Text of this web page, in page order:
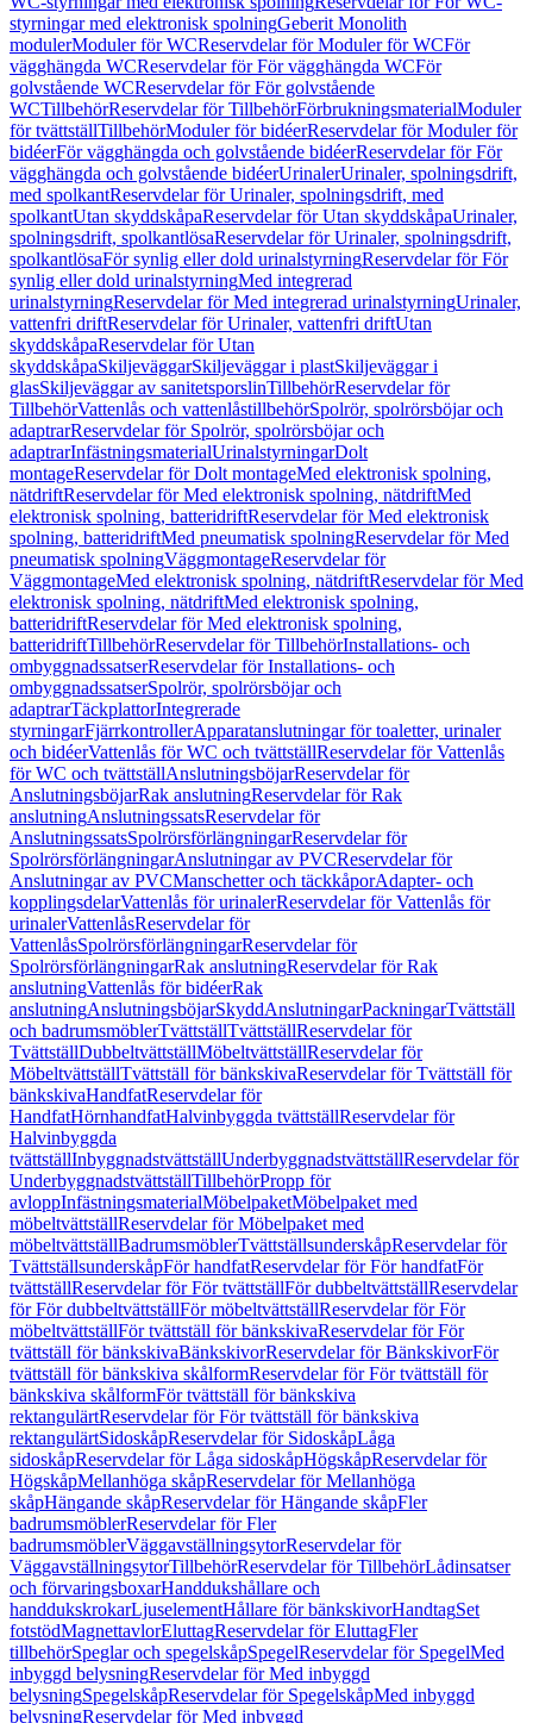
styrningar med elektronisk spolningGeberit Monolith
modulerModuler för WCReservdelar för Moduler för WCFör
vägghängda WCReservdelar för För vägghängda WCFör
golvstående WCReservdelar för För golvstående
WCTillbehörReservdelar för TillbehörFörbrukningsmaterialModuler
för tvättställTillbehörModuler för bidéerReservdelar för Moduler för
bidéerFör vägghängda och golvstående bidéerReservdelar för För
vägghängda och golvstående bidéerUrinalerUrinaler, spolningsdrift,
med spolkantReservdelar för Urinaler, spolningsdrift, med
spolkantUtan skyddskåpaReservdelar för Utan skyddskåpaUrinaler,
spolningsdrift, spolkantlösaReservdelar för Urinaler, spolningsdrift,
spolkantlösaFör synlig eller dold urinalstyrningReservdelar för För
synlig eller dold urinalstyrningMed integrerad
urinalstyrningReservdelar för Med integrerad urinalstyrningUrinaler,
vattenfri driftReservdelar för Urinaler, vattenfri driftUtan
skyddskåpaReservdelar för Utan
skyddskåpaSkiljeväggarSkiljeväggar i plastSkiljeväggar i
glasSkiljeväggar av sanitetsporslinTillbehörReservdelar för
TillbehörVattenlås och vattenlåstillbehörSpolrör, spolrörsböjar och
adaptrarReservdelar för Spolrör, spolrörsböjar och
adaptrarInfästningsmaterialUrinalstyrningarDolt
montageReservdelar för Dolt montageMed elektronisk spolning,
nätdriftReservdelar för Med elektronisk spolning, nätdriftMed
elektronisk spolning, batteridriftReservdelar för Med elektronisk
spolning, batteridriftMed pneumatisk spolningReservdelar för Med
pneumatisk spolningVäggmontageReservdelar för
VäggmontageMed elektronisk spolning, nätdriftReservdelar för Med
elektronisk spolning, nätdriftMed elektronisk spolning,
batteridriftReservdelar för Med elektronisk spolning,
batteridriftTillbehörReservdelar för TillbehörInstallations- och
ombyggnadssatserReservdelar för Installations- och
ombyggnadssatserSpolrör, spolrörsböjar och
adaptrarTäckplattorIntegrerade
styrningarFjärrkontrollerApparatanslutningar för toaletter, urinaler
och bidéerVattenlås för WC och tvättställReservdelar för Vattenlås
för WC och tvättställAnslutningsböjarReservdelar för
AnslutningsböjarRak anslutningReservdelar för Rak
anslutningAnslutningssatsReservdelar för
AnslutningssatsSpolrörsförlängningarReservdelar för
SpolrörsförlängningarAnslutningar av PVCReservdelar för
Anslutningar av PVCManschetter och täckkåporAdapter- och
kopplingsdelarVattenlås för urinalerReservdelar för Vattenlås för
urinalerVattenlåsReservdelar för
VattenlåsSpolrörsförlängningarReservdelar för
SpolrörsförlängningarRak anslutningReservdelar för Rak
anslutningVattenlås för bidéerRak
anslutningAnslutningsböjarSkyddAnslutningarPackningarTvättställ
och badrumsmöblerTvättställTvättställReservdelar för
TvättställDubbeltvättställMöbeltvättställReservdelar för
MöbeltvättställTvättställ för bänkskivaReservdelar för Tvättställ för
bänkskivaHandfatReservdelar för
HandfatHörnhandfatHalvinbyggda tvättställReservdelar för
Halvinbyggda
tvättställInbyggnadstvättställUnderbyggnadstvättställReservdelar för
UnderbyggnadstvättställTillbehörPropp för
avloppInfästningsmaterialMöbelpaketMöbelpaket med
möbeltvättställReservdelar för Möbelpaket med
möbeltvättställBadrumsmöblerTvättställsunderskåpReservdelar för
TvättställsunderskåpFör handfatReservdelar för För handfatFör
tvättställReservdelar för För tvättställFör dubbeltvättställReservdelar
för För dubbeltvättställFör möbeltvättställReservdelar för För
möbeltvättställFör tvättställ för bänkskivaReservdelar för För
tvättställ för bänkskivaBänkskivorReservdelar för BänkskivorFör
tvättställ för bänkskiva skålformReservdelar för För tvättställ för
bänkskiva skålformFör tvättställ för bänkskiva
rektangulärtReservdelar för För tvättställ för bänkskiva
rektangulärtSidoskåpReservdelar för SidoskåpLåga
sidoskåpReservdelar för Låga sidoskåpHögskåpReservdelar för
HögskåpMellanhöga skåpReservdelar för Mellanhöga
skåpHängande skåpReservdelar för Hängande skåpFler
badrumsmöblerReservdelar för Fler
badrumsmöblerVäggavställningsytorReservdelar för
VäggavställningsytorTillbehörReservdelar för TillbehörLådinsatser
och förvaringsboxarHanddukshållare och
handdukskrokarLjuselementHållare för bänkskivorHandtagSet
fotstödMagnettavlorEluttagReservdelar för EluttagFler
tillbehörSpeglar och spegelskåpSpegelReservdelar för SpegelMed
inbyggd belysningReservdelar för Med inbyggd
belysningSpegelskåpReservdelar för SpegelskåpMed inbyggd
belysningReservdelar för Med inbyggd